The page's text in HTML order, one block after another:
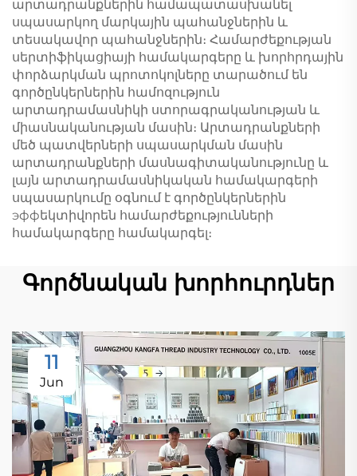
արտադրանքներին համապատասխանել
սպասարկող մարկային պահանջներին և
տեսակավոր պահանջներին։ Համարժեքության
սերտիֆիկացիայի համակարգերը և խորհրդային
փորձարկման պրոտոկոլները տարածում են
գործընկերներին համոզություն
արտադրամասնիկի ստորագրականության և
միասնականության մասին։ Արտադրանքների
մեծ պատվերների սպասարկման մասին
արտադրանքների մասնագիտականությունը և
լայն արտադրամասնիկական համակարգերի
սպասարկումը օգնում է գործընկերներին
эффեկտիվորեն համարժեքությունների
համակարգերը համակարգել։
Գործնական խորհուրդներ
11
Jun